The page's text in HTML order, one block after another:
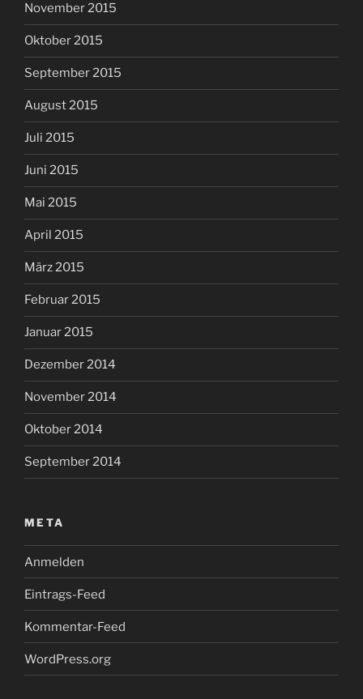
November 2015
Oktober 2015
September 2015
August 2015
Juli 2015
Juni 2015
Mai 2015
April 2015
März 2015
Februar 2015
Januar 2015
Dezember 2014
November 2014
Oktober 2014
September 2014
META
Anmelden
Eintrags-Feed
Kommentar-Feed
WordPress.org